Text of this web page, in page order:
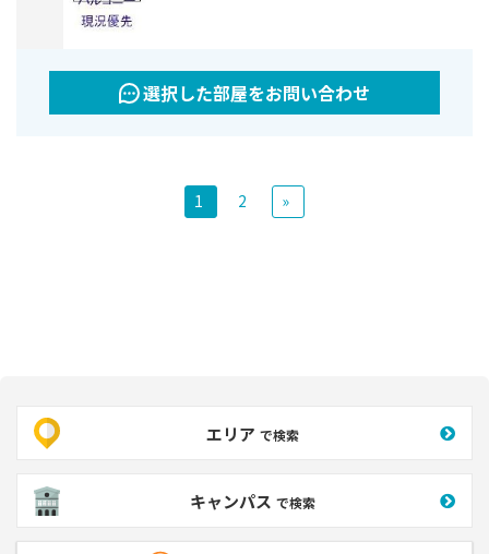
選択した部屋をお問い合わせ
1 2 »Next
エリア で検索
キャンパス で検索